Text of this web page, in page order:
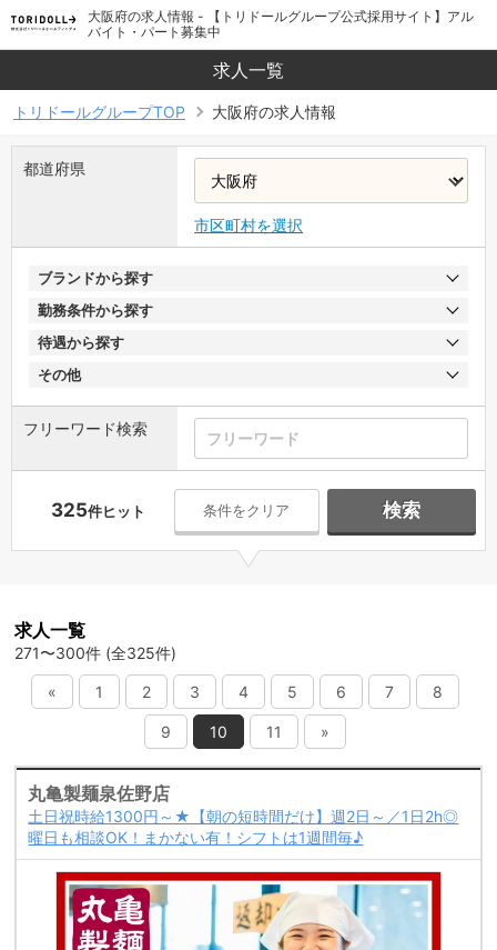
大阪府の求人情報 - 【トリドールグループ公式採用サイト】アル
バイト・パート募集中
求人一覧
トリドールグループTOP 大阪府の求人情報
都道府県
市区町村を選択
ブランドから探す
勤務条件から探す
待遇から探す
その他
フリーワード検索
325件ヒット 条件をクリア 検索
求人一覧
271〜300件 (全325件)
« 1 2 3 4 5 6 7 8
9 10 11 »
丸亀製麺泉佐野店
土日祝時給1300円～★【朝の短時間だけ】週2日～／1日2h◎
曜日も相談OK！まかない有！シフトは1週間毎♪